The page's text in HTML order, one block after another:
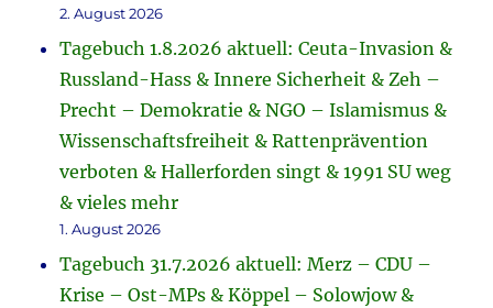
2. August 2026
Tagebuch 1.8.2026 aktuell: Ceuta-Invasion &
Russland-Hass & Innere Sicherheit & Zeh –
Precht – Demokratie & NGO – Islamismus &
Wissenschaftsfreiheit & Rattenprävention
verboten & Hallerforden singt & 1991 SU weg
& vieles mehr
1. August 2026
Tagebuch 31.7.2026 aktuell: Merz – CDU –
Krise – Ost-MPs & Köppel – Solowjow &